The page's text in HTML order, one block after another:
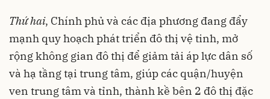
Thứ hai, Chính phủ và các địa phương đang đẩy
mạnh quy hoạch phát triển đô thị vệ tinh, mở
rộng không gian đô thị để giảm tải áp lực dân số
và hạ tầng tại trung tâm, giúp các quận/huyện
ven trung tâm và tỉnh, thành kề bên 2 đô thị đặc